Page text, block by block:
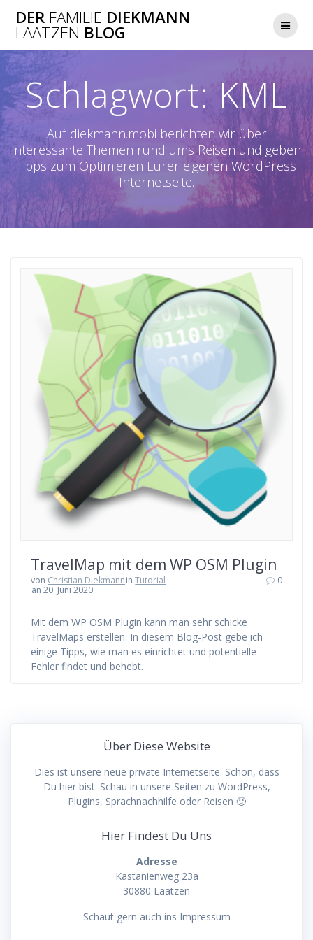
Inhalt
DER FAMILIE DIEKMANN
LAATZEN BLOG
Schlagwort:KML
Auf diekmann.mobi berichten wir über
interessante Themen rund ums Reisen und geben
Tipps zum Optimieren Eurer eigenen WordPress
Internetseite.
TravelMap mit dem WP OSM Plugin
von Christian DiekmanninTutorial
an 20. Juni 2020
0
Mit dem WP OSM Plugin kann man sehr schicke
TravelMaps erstellen. In diesem Blog-Post gebe ich
einige Tipps, wie man es einrichtet und potentielle
Fehler findet und behebt.
Über Diese Website
Dies ist unsere neue private Internetseite. Schön, dass
Du hier bist. Schau in unsere Seiten zu WordPress,
Plugins, Sprachnachhilfe oder Reisen 🙂
Hier Findest Du Uns
Adresse
Kastanienweg 23a
30880 Laatzen
Schaut gern auch ins Impressum